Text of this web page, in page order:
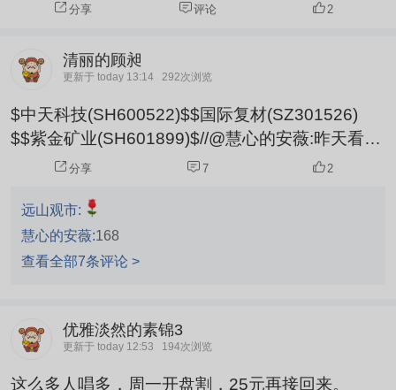
分享 评论 2
清丽的顾昶
更新于 today 13:14 292次浏览
$中天科技(SH600522)$$国际复材(SZ301526)
$$紫金矿业(SH601899)$//@慧心的安薇:昨天看了
早评，今天药明和行云都走出来了，远哥这节奏确
分享 7 2
远山观市:
慧心的安薇:168
查看全部7条评论 >
优雅淡然的素锦3
更新于 today 12:53 194次浏览
这么多人唱多，周一开盘割，25元再接回来。